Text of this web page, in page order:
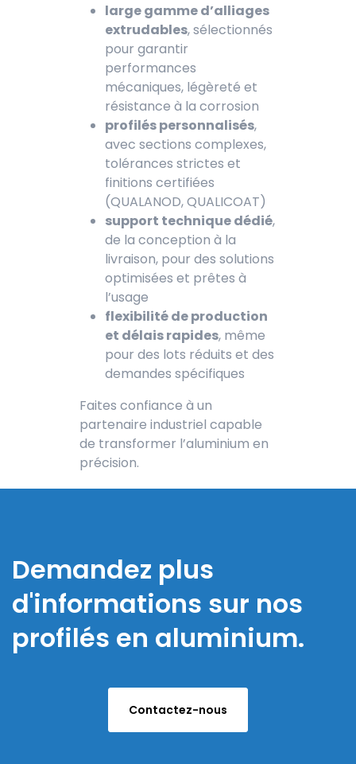
large gamme d’alliages
extrudables, sélectionnés
pour garantir
performances
mécaniques, légèreté et
résistance à la corrosion
profilés personnalisés,
avec sections complexes,
tolérances strictes et
finitions certifiées
(QUALANOD, QUALICOAT)
support technique dédié,
de la conception à la
livraison, pour des solutions
optimisées et prêtes à
l’usage
flexibilité de production
et délais rapides, même
pour des lots réduits et des
demandes spécifiques
Faites confiance à un
partenaire industriel capable
de transformer l’aluminium en
précision.
Demandez plus
d'informations sur nos
profilés en aluminium.
Contactez-nous